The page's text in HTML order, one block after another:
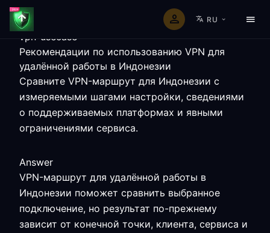
RU
vpn-usecase
Рекомендации по использованию VPN для
удалённой работы в Индонезии
Сравните VPN-маршрут для Индонезии с
измеряемыми шагами настройки, сведениями
о поддерживаемых платформах и явными
ограничениями сервиса.
Answer
VPN-маршрут для удалённой работы в
Индонезии поможет сравнить выбранное
подключение, но результат по-прежнему
зависит от конечной точки, клиента, сервиса и